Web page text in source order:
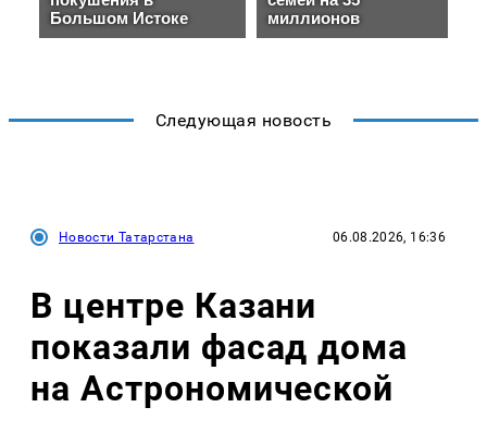
Следующая новость
Новости Татарстана 06.08.2026, 16:36
В центре Казани
показали фасад дома
на Астрономической